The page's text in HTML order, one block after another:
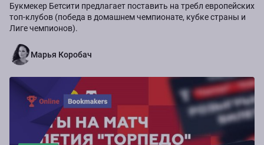
Букмекер Бетсити предлагает поставить на требл европейских
топ-клубов (победа в домашнем чемпионате, кубке страны и
Лиге чемпионов).
Марья Коробач